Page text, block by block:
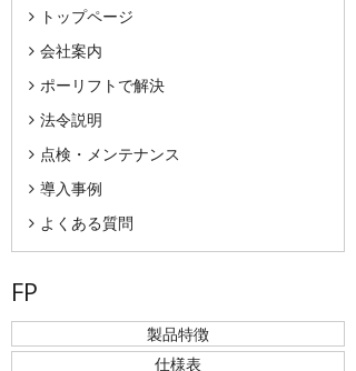
トップページ
会社案内
ポーリフトで解決
法令説明
点検・メンテナンス
導入事例
よくある質問
FP
製品特徴
仕様表